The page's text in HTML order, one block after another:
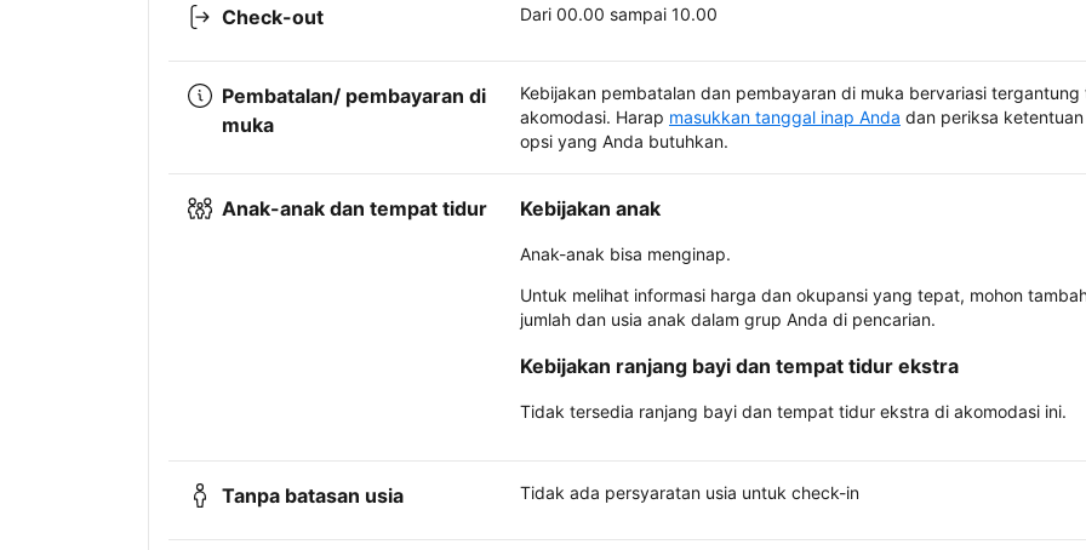
Check-out Dari 00.00 sampai 10.00
Pembatalan/ pembayaran di
muka
Kebijakan pembatalan dan pembayaran di muka bervariasi tergantung
akomodasi. Harap masukkan tanggal inap Anda dan periksa
opsi yang Anda butuhkan.
Anak-anak dan tempat tidur Kebijakan anak
Anak-anak bisa menginap.
Untuk melihat informasi harga dan okupansi yang tepat, mohon
jumlah dan usia anak dalam grup Anda di pencarian.
Kebijakan ranjang bayi dan tempat tidur ekstra
Tidak tersedia ranjang bayi dan tempat tidur ekstra di akomodasi ini.
Tanpa batasan usia Tidak ada persyaratan usia untuk check-in